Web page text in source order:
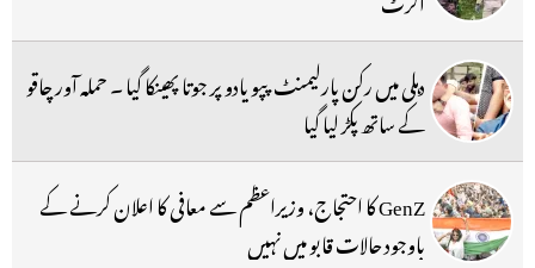
دہلی میں رکن پارلیمنٹ پپو یادو پر جوتا پھینکا گیا ۔ حملہ آور چاقو
کے ساتھ پکڑ لیا گیا
GenZ کا احتجاج، وزیراعظم سے معافی کا اعلان کرنے کے
باوجود حالات قابو میں نہیں